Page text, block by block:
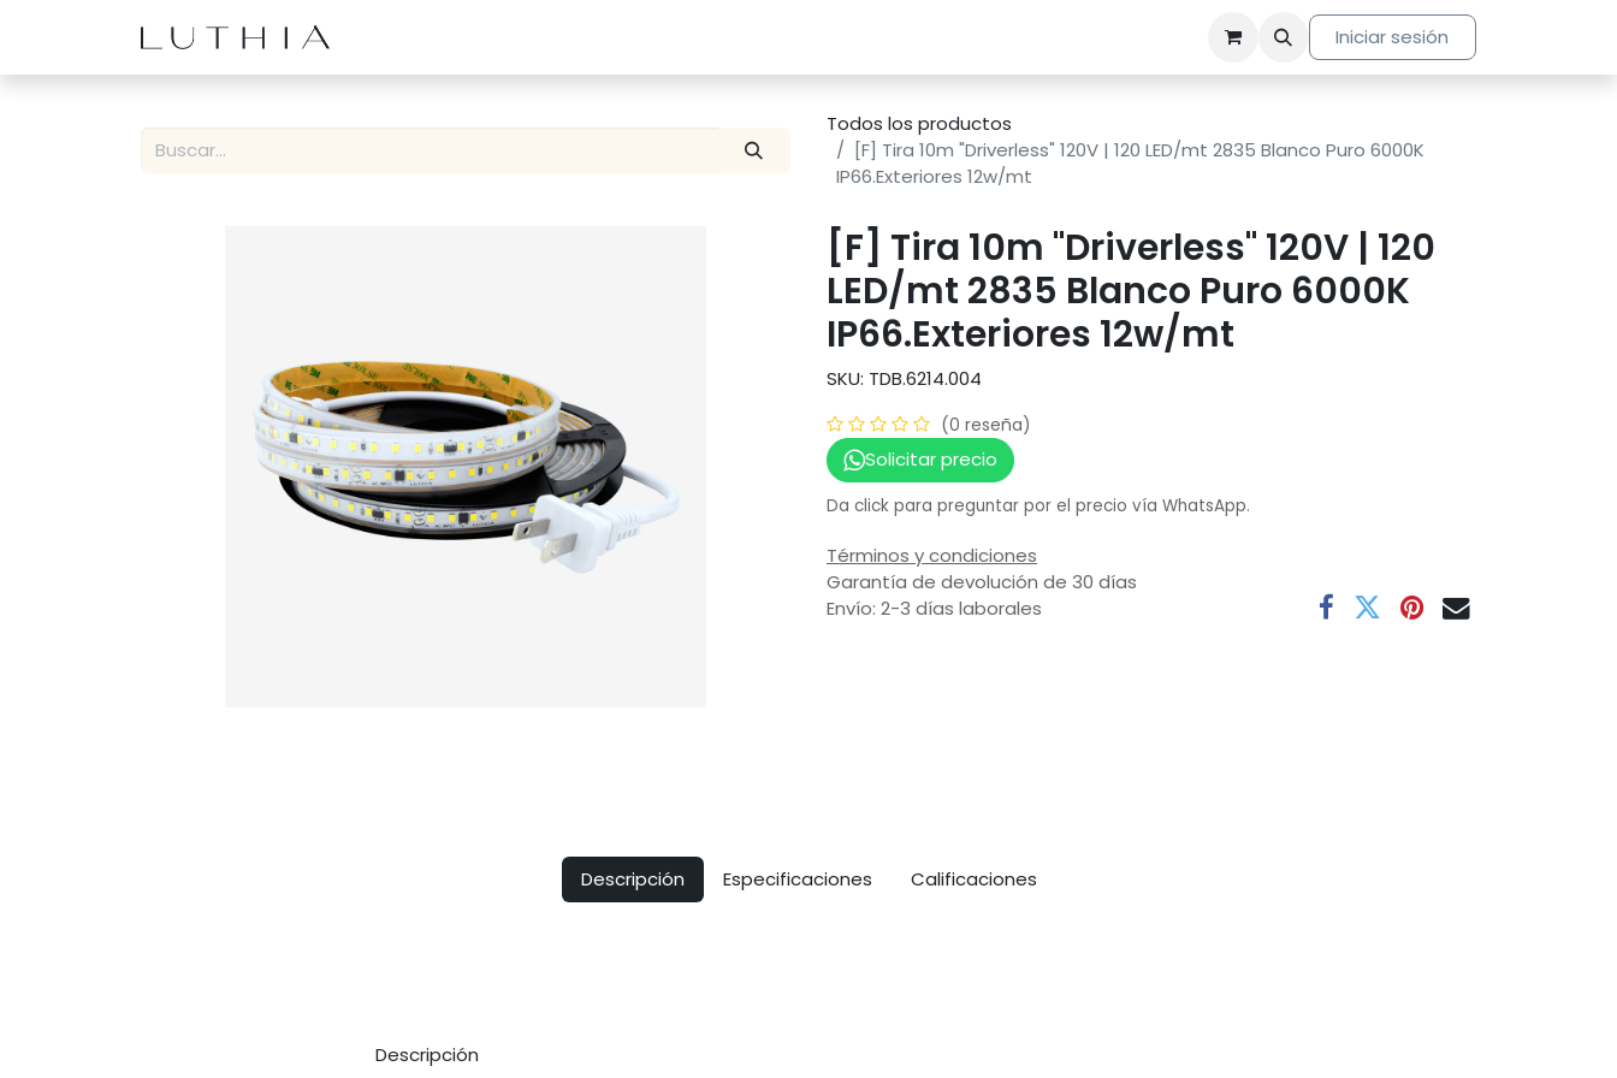
Iniciar sesión
Todos los productos
[F] Tira 10m "Driverless" 120V | 120 LED/mt 2835 Blanco Puro 6000K
IP66.Exteriores 12w/mt
[F] Tira 10m "Driverless" 120V | 120
LED/mt 2835 Blanco Puro 6000K
IP66.Exteriores 12w/mt
SKU: TDB.6214.004
(0 reseña)
Solicitar precio
Da click para preguntar por el precio vía WhatsApp.
Términos y condiciones
Garantía de devolución de 30 días
Envío: 2-3 días laborales
Descripción Especificaciones Calificaciones
Descripción